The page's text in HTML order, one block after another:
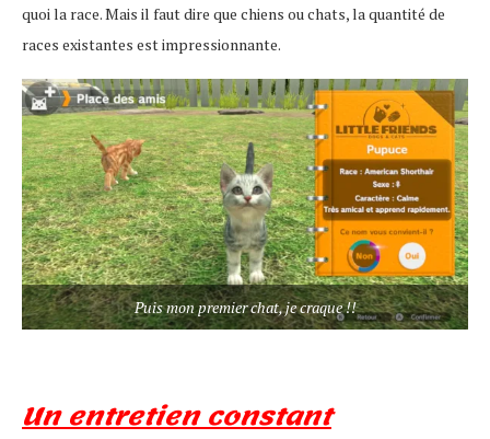
quoi la race. Mais il faut dire que chiens ou chats, la quantité de
races existantes est impressionnante.
Puis mon premier chat, je craque !!
Un entretien constant